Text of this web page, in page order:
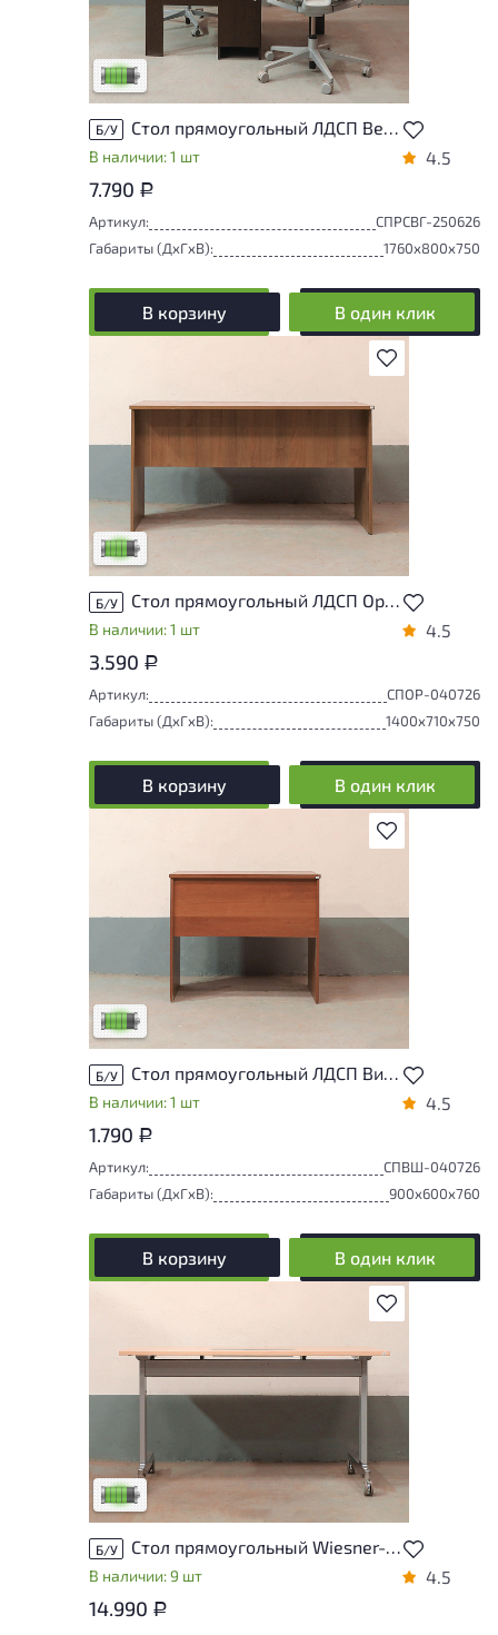
У товара присутствуют незначительные
следы эксплуатации, не влияющие на
удобство его использования
Низкая степень износа
Б/У
В наличии: 1 шт 4.5
7.790 Р
Артикул:
СПРСВГ-250626
Габариты (ДxГxВ):
1760x800x750
В корзину В один клик
В избранное
У товара присутствуют незначительные
следы эксплуатации, не влияющие на
удобство его использования
Низкая степень износа
Б/У Стол прямоугольный ЛДСП Орех
В наличии: 1 шт 4.5
3.590 Р
Артикул:
СПОР-040726
Габариты (ДxГxВ):
1400x710x750
В корзину В один клик
В избранное
следы эксплуатации, не влияющие на
удобство его использования
Низкая степень износа
Б/У Стол прямоугольный ЛДСП Вишня
В наличии: 1 шт 4.5
1.790 Р
Артикул:
СПВШ-040726
Габариты (ДxГxВ):
900x600x760
В корзину В один клик
В избранное
У товара присутствуют незначительные
следы эксплуатации, не влияющие на
удобство его использования
Низкая степень износа
Б/У Стол прямоугольный Wiesner-Hager ЛДСП Клен Австрия
В наличии: 9 шт 4.5
14.990 Р